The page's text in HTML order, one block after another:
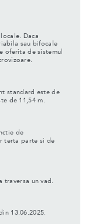
Daca
sau bifocale
oferita de sistemul
standard este de
de 11,54 m.
de
terta parte si de
traversa un vad.
13.06.2025.